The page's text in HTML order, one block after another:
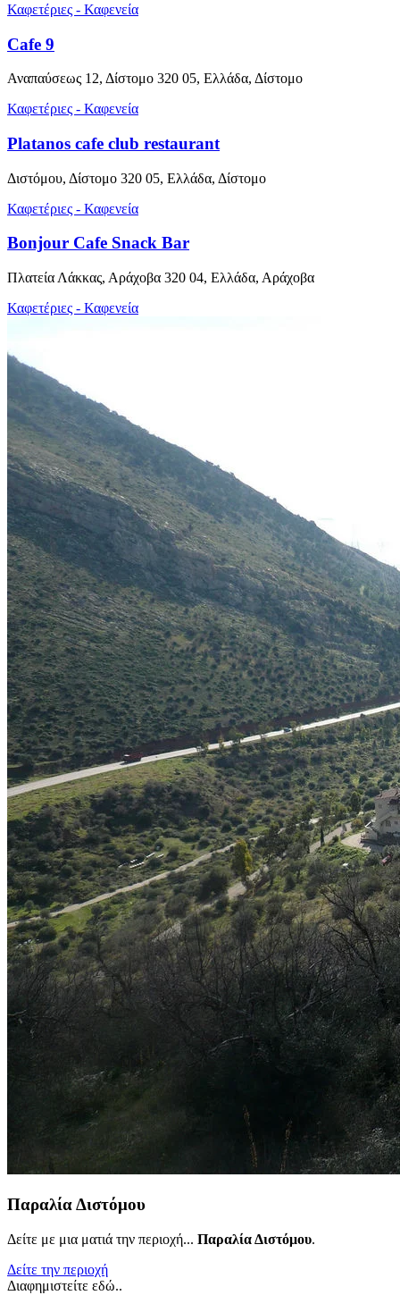
Καφετέριες - Καφενεία
Cafe 9
Αναπαύσεως 12, Δίστομο 320 05, Ελλάδα, Δίστομο
Καφετέριες - Καφενεία
Platanos cafe club restaurant
Διστόμου, Δίστομο 320 05, Ελλάδα, Δίστομο
Καφετέριες - Καφενεία
Bonjour Cafe Snack Bar
Πλατεία Λάκκας, Αράχοβα 320 04, Ελλάδα, Αράχοβα
Καφετέριες - Καφενεία
Παραλία Διστόμου
Δείτε με μια ματιά την περιοχή... Παραλία Διστόμου.
Δείτε την περιοχή
Διαφημιστείτε εδώ..